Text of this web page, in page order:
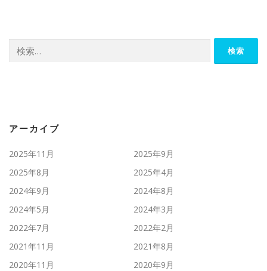
索:
アーカイブ
2025年11月
2025年9月
2025年8月
2025年4月
2024年9月
2024年8月
2024年5月
2024年3月
2022年7月
2022年2月
2021年11月
2021年8月
2020年11月
2020年9月